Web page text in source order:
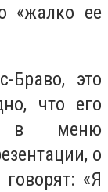
«жалко ее
Браво, это
что его
в меню
о
«Я